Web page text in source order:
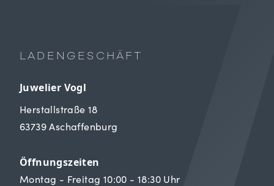
LADENGESCHÄFT
Juwelier Vogl
Herstallstraße 18
63739 Aschaffenburg
Öffnungszeiten
Montag - Freitag 10:00 - 18:30 Uhr